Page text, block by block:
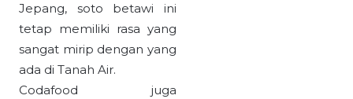
Jepang, soto betawi ini
tetap memiliki rasa yang
sangat mirip dengan yang
ada di Tanah Air.
Codafood juga